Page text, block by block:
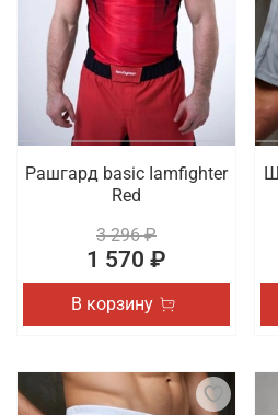
Рашгард basic Iamfighter
Red
3 296 ₽
1 570 ₽
В корзину